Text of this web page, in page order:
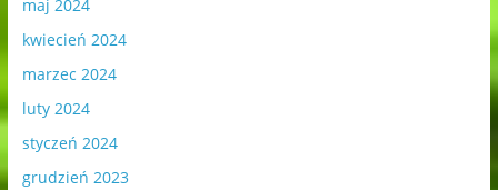
maj 2024
kwiecień 2024
marzec 2024
luty 2024
styczeń 2024
grudzień 2023